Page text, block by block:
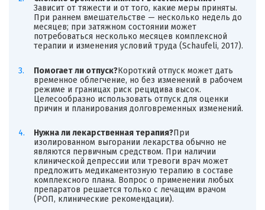
Зависит от тяжести и от того, какие меры приняты.
При раннем вмешательстве — несколько недель до
месяцев; при затяжном состоянии может
потребоваться несколько месяцев комплексной
терапии и изменения условий труда (Schaufeli, 2017).
Помогает ли отпуск?Короткий отпуск может дать
временное облегчение, но без изменений в рабочем
режиме и границах риск рецидива высок.
Целесообразно использовать отпуск для оценки
причин и планирования долговременных изменений.
Нужна ли лекарственная терапия?При
изолированном выгорании лекарства обычно не
являются первичным средством. При наличии
клинической депрессии или тревоги врач может
предложить медикаментозную терапию в составе
комплексного плана. Вопрос о применении любых
препаратов решается только с лечащим врачом
(РОП, клинические рекомендации).